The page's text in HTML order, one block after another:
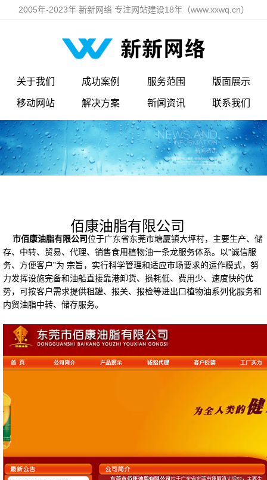
2005年-2023年 新新网络 专注网站建设18年（www.xxwq.cn）
关于我们 成功案例 服务范围 版面展示
移动网站 解决方案 新闻资讯 联系我们
佰康油脂有限公司
市佰康油脂有限公司位于广东省东莞市塘厦镇大坪村，主要生产、储
存、中转、贸易、代理、销售食用植物油一条龙服务体系。以”诚信服
务、方便客户”为 宗旨，实行科学管理和适应市场要求的运作模式，努
力发挥设施完备和油船直接靠港卸货、损耗低、费用少、速度快的优
势，可按客户需求提供租罐、报关、报检等进出口植物油系列化服务和
内贸油脂中转、储存服务。